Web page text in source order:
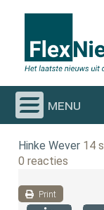
menu
Hinke Wever 14
0 reacties
Print